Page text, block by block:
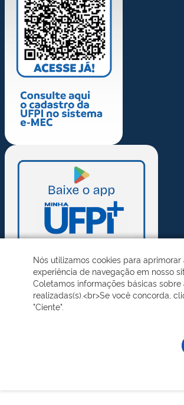
Nós utilizamos cookies para aprimorar
experiência de navegação em nosso
Coletamos informações básicas sobre
realizadas(s).<br>Se você concorda,
"Ciente".